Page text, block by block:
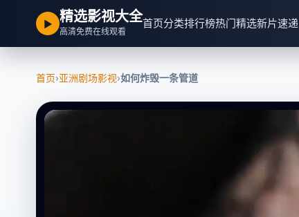
▶ 精选影视大全
高清免费在线观看
首页分类排行榜热门精选新片速递
首页›亚洲剧场影视›如何炸毁一条管道